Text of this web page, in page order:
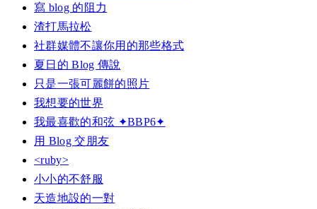
寫 blog 的阻力
渣打馬拉松
社群媒體不讓你用的那些格式
夏日的 Blog 傳說
只是一張可麗餅的照片
我想要的世界
我最喜歡的和弦 ✦BBP6✦
用 Blog 交朋友
<ruby>
小小的不舒服
天造地設的一對